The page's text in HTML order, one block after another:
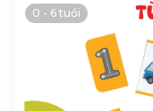
0 - 6 tuổi